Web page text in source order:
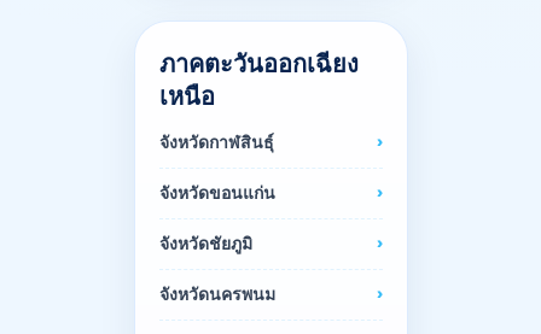
ภาคตะวันออกเฉียง
เหนือ
จังหวัดกาฬสินธุ์
จังหวัดขอนแก่น
จังหวัดชัยภูมิ
จังหวัดนครพนม